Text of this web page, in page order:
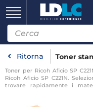
Ritorna Toner
Toner per Ricoh Aficio SP
Ricoh Aficio SP C221N.
trovare rapidamente i